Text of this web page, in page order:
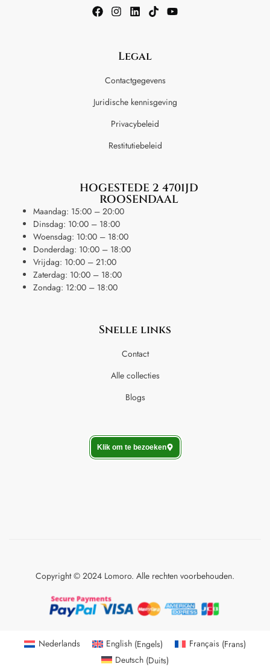
Legal
Contactgegevens
Juridische kennisgeving
Privacybeleid
Restitutiebeleid
HOGESTEDE 2 4701JD
ROOSENDAAL
Maandag: 15:00 – 20:00
Dinsdag: 10:00 – 18:00
Woensdag: 10:00 – 18:00
Donderdag: 10:00 – 18:00
Vrijdag: 10:00 – 21:00
Zaterdag: 10:00 – 18:00
Zondag: 12:00 – 18:00
Snelle links
Contact
Alle collecties
Blogs
Klik om te bezoeken
Copyright © 2024 Lomoro. Alle rechten voorbehouden.
Nederlands English (Engels) Français(Frans)
Deutsch (Duits)